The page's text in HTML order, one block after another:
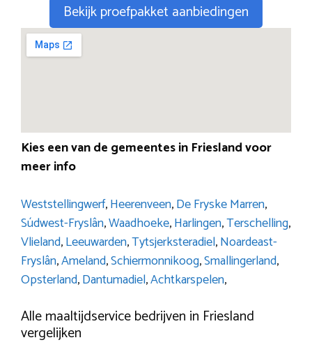
Bekijk proefpakket aanbiedingen
Kies een van de gemeentes in Friesland voor
meer info
Weststellingwerf,Heerenveen,De Fryske Marren,
Súdwest-Fryslân,Waadhoeke,Harlingen,Terschelling,
Vlieland,Leeuwarden,Tytsjerksteradiel,Noardeast-
Fryslân,Ameland,Schiermonnikoog,Smallingerland,
Opsterland,Dantumadiel,Achtkarspelen,
Alle maaltijdservice bedrijven in Friesland
vergelijken